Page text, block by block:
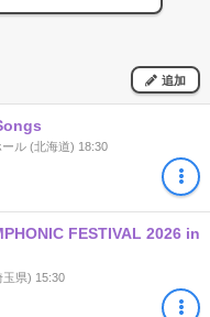
追加
ル (北海道) 18:30
FESTIVAL 2026 in
玉県) 15:30